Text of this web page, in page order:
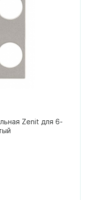
Zenit для 6-